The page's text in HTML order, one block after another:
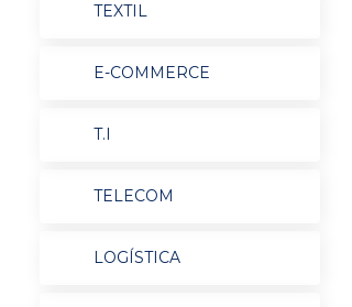
TEXTIL
E-COMMERCE
T.I
TELECOM
LOGÍSTICA